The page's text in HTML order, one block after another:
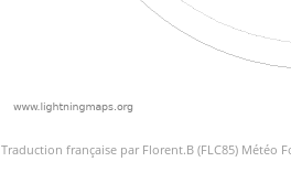
Traduction française par Florent.B (FLC85) Météo